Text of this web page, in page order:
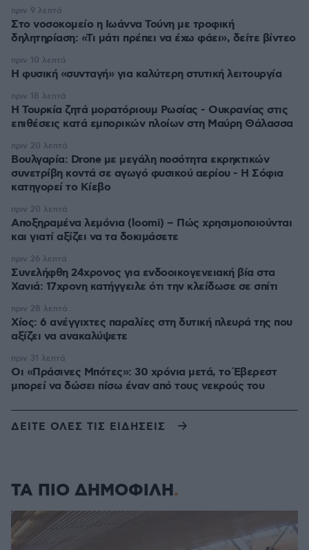
Στο νοσοκομείο η Ιωάννα Τούνη με τροφική
δηλητηρίαση: «Τι μάτι πρέπει να έχω φάει», δείτε βίντεο
πριν 9 λεπτά
Η φυσική «συνταγή» για καλύτερη στυτική λειτουργία
πριν 10 λεπτά
Η Τουρκία ζητά μορατόριουμ Ρωσίας - Ουκρανίας στις
επιθέσεις κατά εμπορικών πλοίων στη Μαύρη Θάλασσα
πριν 18 λεπτά
Βουλγαρία: Drone με μεγάλη ποσότητα εκρηκτικών
συνετρίβη κοντά σε αγωγό φυσικού αερίου - Η Σόφια
κατηγορεί το Κίεβο
πριν 20 λεπτά
Αποξηραμένα λεμόνια (loomi) – Πώς χρησιμοποιούνται
και γιατί αξίζει να τα δοκιμάσετε
πριν 20 λεπτά
Συνελήφθη 24χρονος για ενδοοικογενειακή βία στα
Χανιά: 17χρονη κατήγγειλε ότι την κλείδωσε σε σπίτι
πριν 26 λεπτά
Χίος: 6 ανέγγιχτες παραλίες στη δυτική πλευρά της που
αξίζει να ανακαλύψετε
πριν 28 λεπτά
Οι «Πράσινες Μπότες»: 30 χρόνια μετά, το Έβερεστ
μπορεί να δώσει πίσω έναν από τους νεκρούς του
πριν 31 λεπτά
ΔΕΙΤΕ ΟΛΕΣ ΤΙΣ ΕΙΔΗΣΕΙΣ
ΤΑ ΠΙΟ ΔΗΜΟΦΙΛΗ